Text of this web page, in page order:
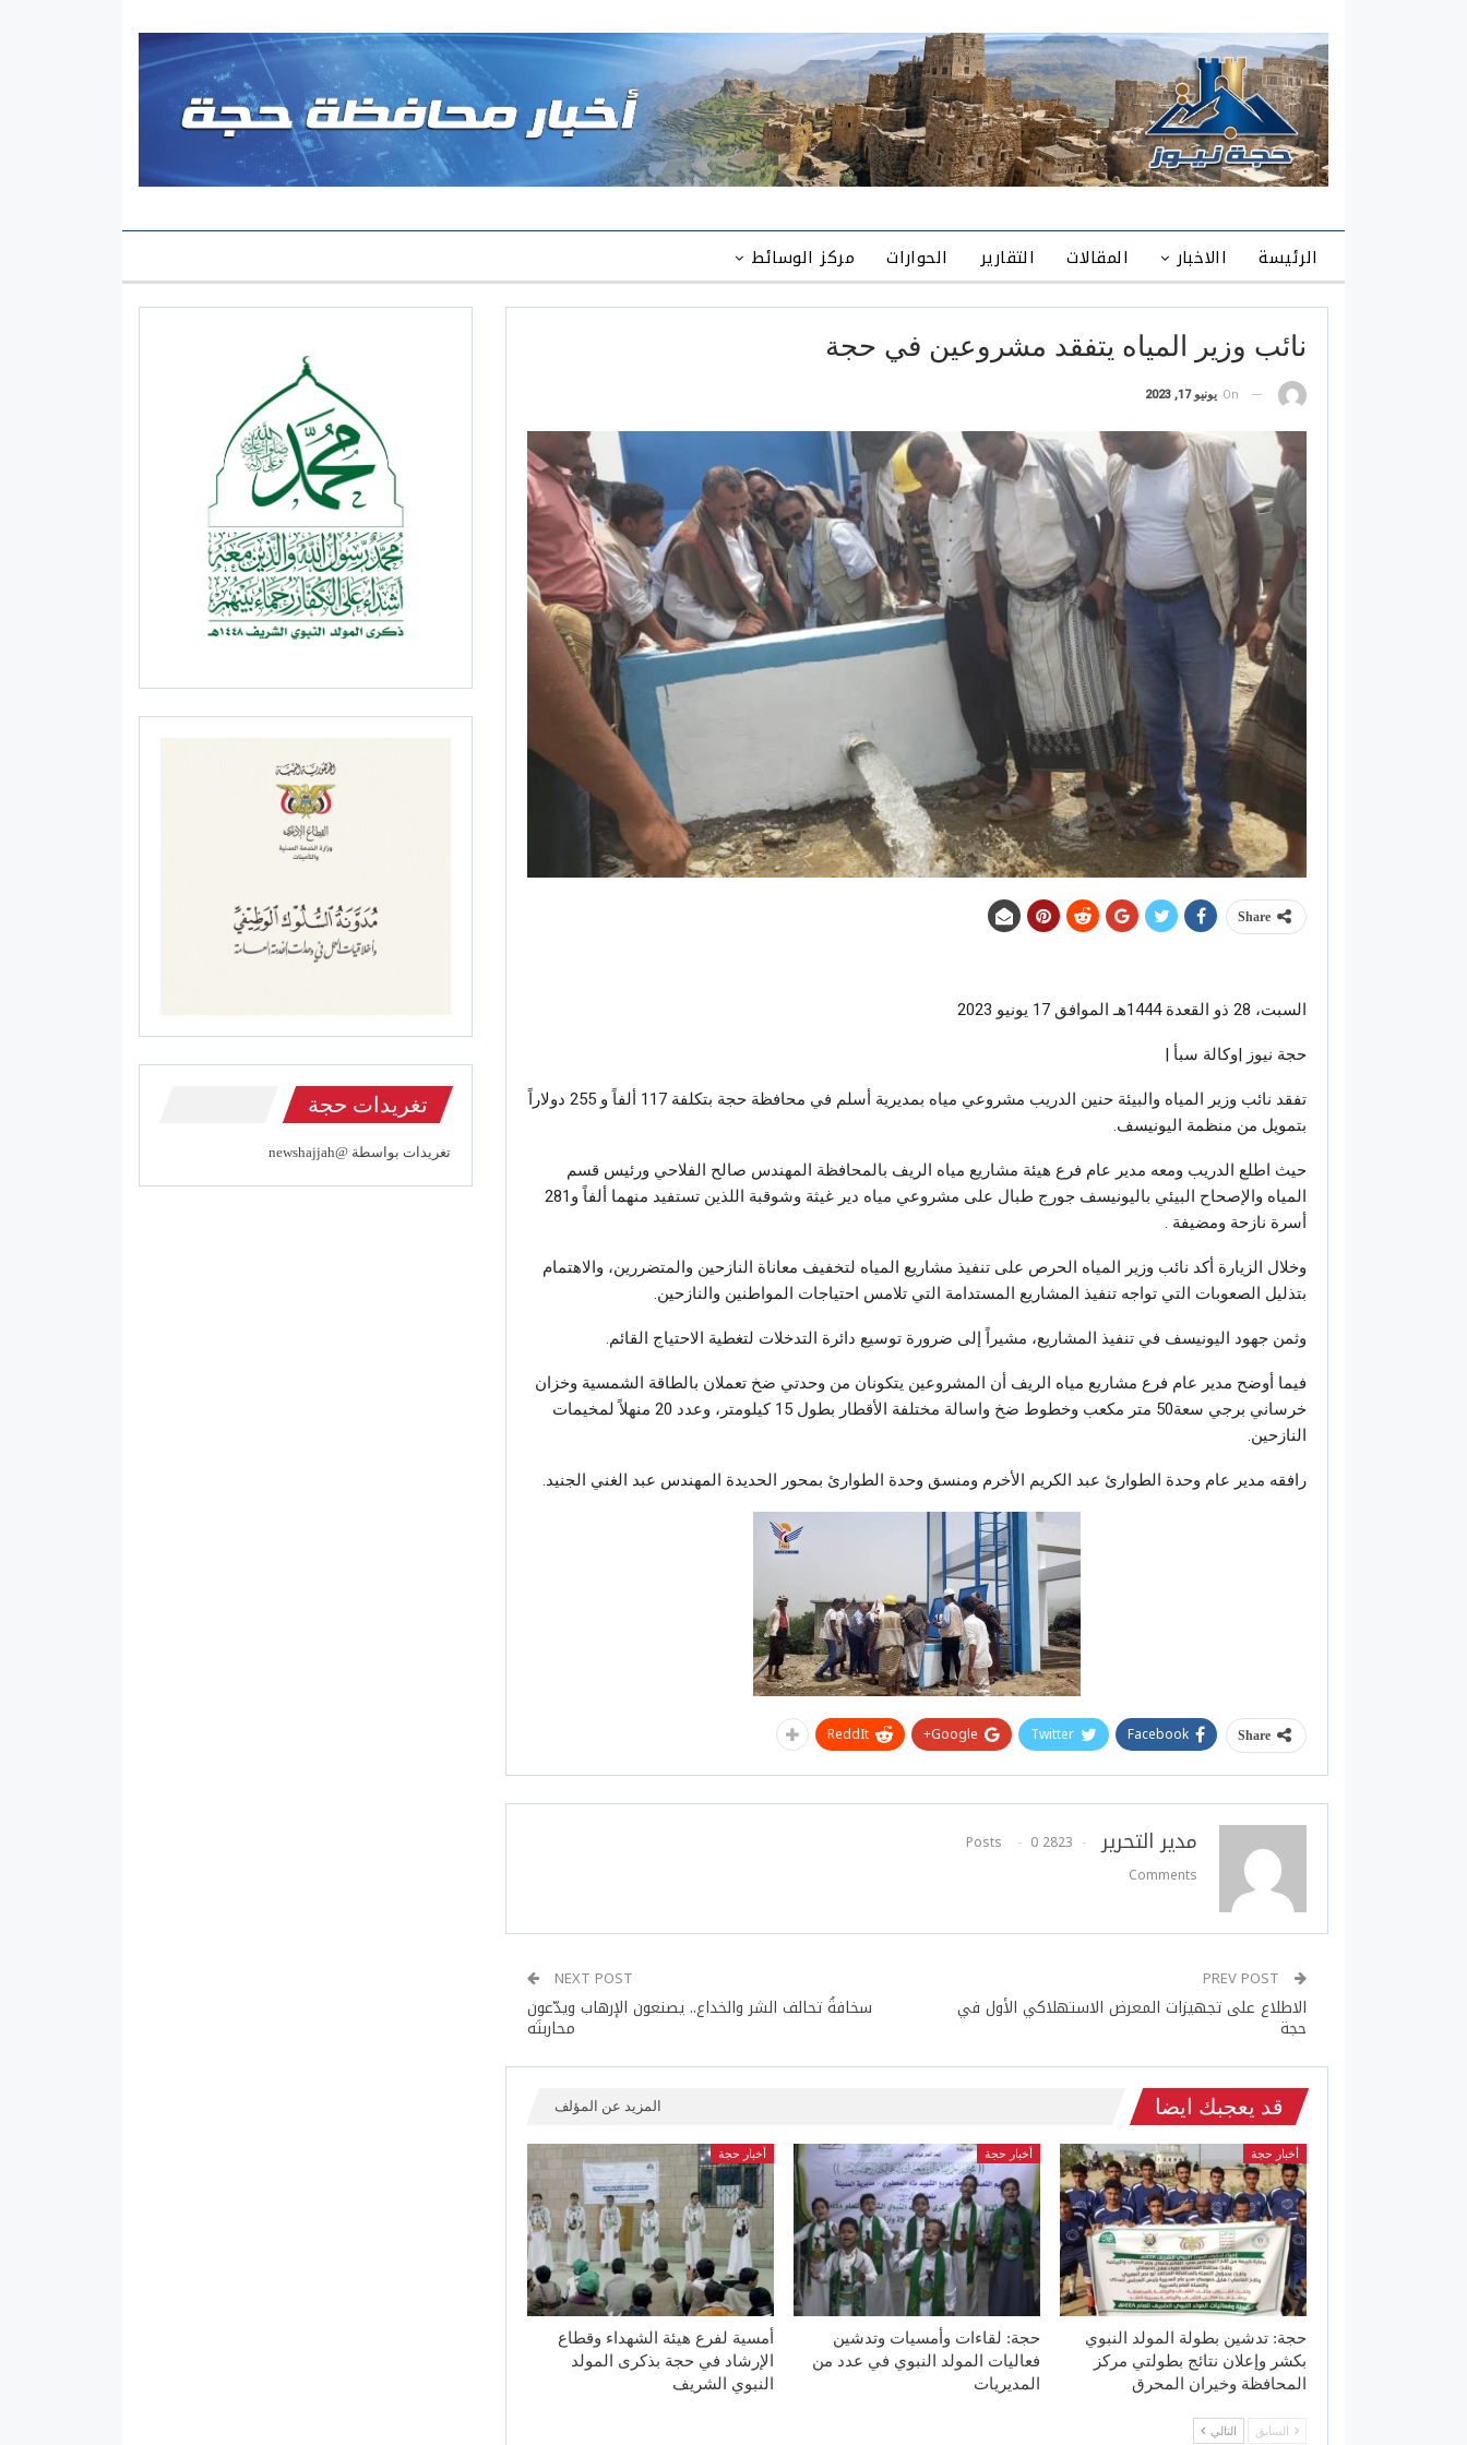
الرئيسة االاخبار المقالات التقارير الحوارات مركز الوسائط
نائب وزير المياه يتفقد مشروعين في حجة
On يونيو 17, 2023
Share
السبت، 28 ذو القعدة 1444هـ الموافق 17 يونيو 2023
حجة نيوز |وكالة سبأ |
تفقد نائب وزير المياه والبيئة حنين الدريب مشروعي مياه بمديرية أسلم في محافظة حجة بتكلفة 117 ألفاً و 255 دولاراً
بتمويل من منظمة اليونيسف.
حيث اطلع الدريب ومعه مدير عام فرع هيئة مشاريع مياه الريف بالمحافظة المهندس صالح الفلاحي ورئيس قسم
المياه والإصحاح البيئي باليونيسف جورج طبال على مشروعي مياه دير غيثة وشوقبة اللذين تستفيد منهما ألفاً و281
أسرة نازحة ومضيفة .
وخلال الزيارة أكد نائب وزير المياه الحرص على تنفيذ مشاريع المياه لتخفيف معاناة النازحين والمتضررين، والاهتمام
بتذليل الصعوبات التي تواجه تنفيذ المشاريع المستدامة التي تلامس احتياجات المواطنين والنازحين.
وثمن جهود اليونيسف في تنفيذ المشاريع، مشيراً إلى ضرورة توسيع دائرة التدخلات لتغطية الاحتياج القائم.
فيما أوضح مدير عام فرع مشاريع مياه الريف أن المشروعين يتكونان من وحدتي ضخ تعملان بالطاقة الشمسية وخزان
خرساني برجي سعة50 متر مكعب وخطوط ضخ واسالة مختلفة الأقطار بطول 15 كيلومتر، وعدد 20 منهلاً لمخيمات
النازحين.
رافقه مدير عام وحدة الطوارئ عبد الكريم الأخرم ومنسق وحدة الطوارئ بمحور الحديدة المهندس عبد الغني الجنيد.
Share
Facebook
Twitter
Google+
ReddIt
مدير التحرير 2823 Posts
0
Comments
الاطلاع على تجهيزات المعرض الاستهلاكي الأول في
حجة
NEXT POST
سخافةُ تحالف الشر والخداع.. يصنعون الإرهاب ويدّعون
محاربتَه
قد يعجبك ايضا المزيد عن المؤلف
أخبار حجة
حجة: تدشين بطولة المولد النبوي
بكشر وإعلان نتائج بطولتي مركز
المحافظة وخيران المحرق
أخبار حجة
حجة: لقاءات وأمسيات وتدشين
فعاليات المولد النبوي في عدد من
المديريات
أخبار حجة
أمسية لفرع هيئة الشهداء وقطاع
الإرشاد في حجة بذكرى المولد
النبوي الشريف
السابق التالي
تغريدات حجة
تغريدات بواسطة @newshajjah